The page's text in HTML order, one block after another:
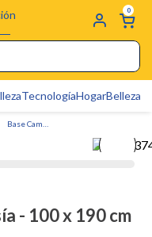
0
TecnologíaHogarBelleza
- 100 x 190 cm